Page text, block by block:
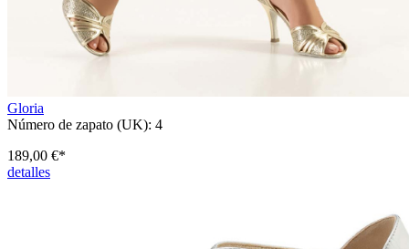
Gloria
Número de zapato (UK): 4
189,00 €*
detalles